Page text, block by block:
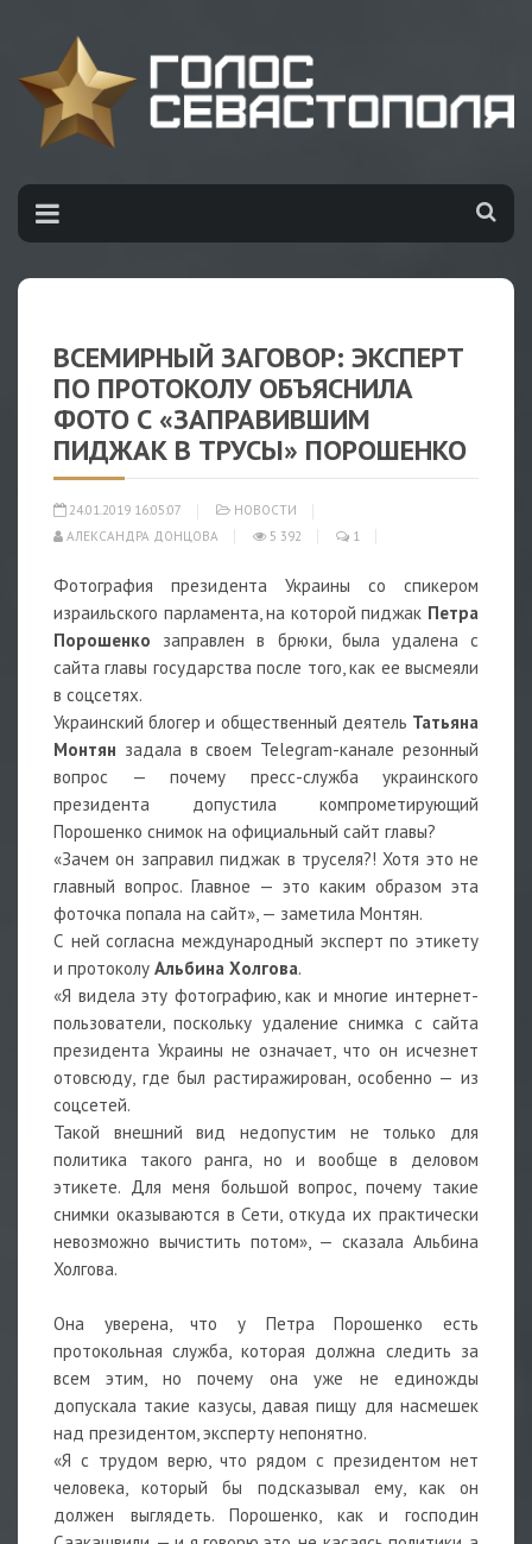
ВСЕМИРНЫЙ ЗАГОВОР: ЭКСПЕРТ
ПО ПРОТОКОЛУ ОБЪЯСНИЛА
ФОТО С «ЗАПРАВИВШИМ
ПИДЖАК В ТРУСЫ» ПОРОШЕНКО
24.01.2019 16:05:07
НОВОСТИ
АЛЕКСАНДРА ДОНЦОВА
5 392 1
Фотография президента Украины со спикером
израильского парламента, на которой пиджак Петра
Порошенко заправлен в брюки, была удалена с
сайта главы государства после того, как ее высмеяли
в соцсетях.
Украинский блогер и общественный деятель Татьяна
Монтян задала в своем Telegram-канале резонный
вопрос — почему пресс-служба украинского
президента допустила компрометирующий
Порошенко снимок на официальный сайт главы?
«Зачем он заправил пиджак в труселя?! Хотя это не
главный вопрос. Главное — это каким образом эта
фоточка попала на сайт», — заметила Монтян.
С ней согласна международный эксперт по этикету
и протоколу Альбина Холгова.
«Я видела эту фотографию, как и многие интернет-
пользователи, поскольку удаление снимка с сайта
президента Украины не означает, что он исчезнет
отовсюду, где был растиражирован, особенно — из
соцсетей.
Такой внешний вид недопустим не только для
политика такого ранга, но и вообще в деловом
этикете. Для меня большой вопрос, почему такие
снимки оказываются в Сети, откуда их практически
невозможно вычистить потом», — сказала Альбина
Холгова.
Она уверена, что у Петра Порошенко есть
протокольная служба, которая должна следить за
всем этим, но почему она уже не единожды
допускала такие казусы, давая пищу для насмешек
над президентом, эксперту непонятно.
«Я с трудом верю, что рядом с президентом нет
человека, который бы подсказывал ему, как он
должен выглядеть. Порошенко, как и господин